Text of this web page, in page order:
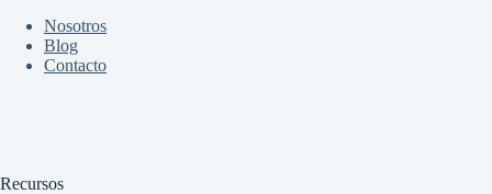
Nosotros
Blog
Contacto
Recursos